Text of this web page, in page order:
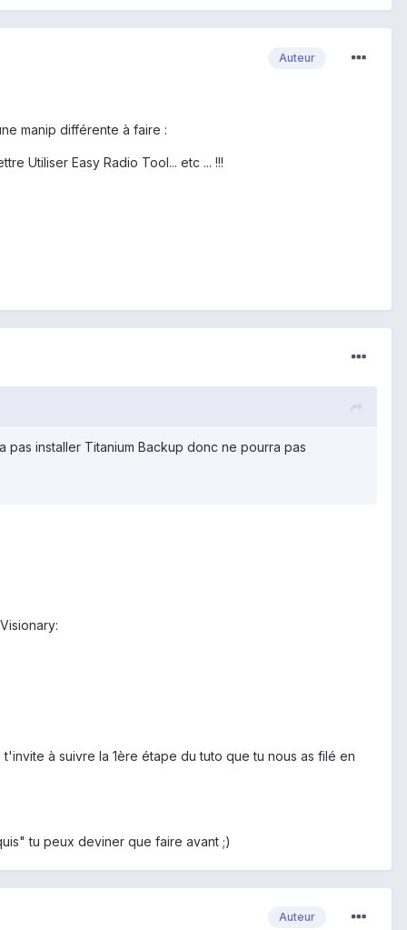
Auteur
manip différente à faire :
Utiliser Easy Radio Tool... etc ... !!!
installer Titanium Backup donc ne pourra pas
à suivre la 1ère étape du tuto que tu nous as filé en
tu peux deviner que faire avant ;)
Auteur